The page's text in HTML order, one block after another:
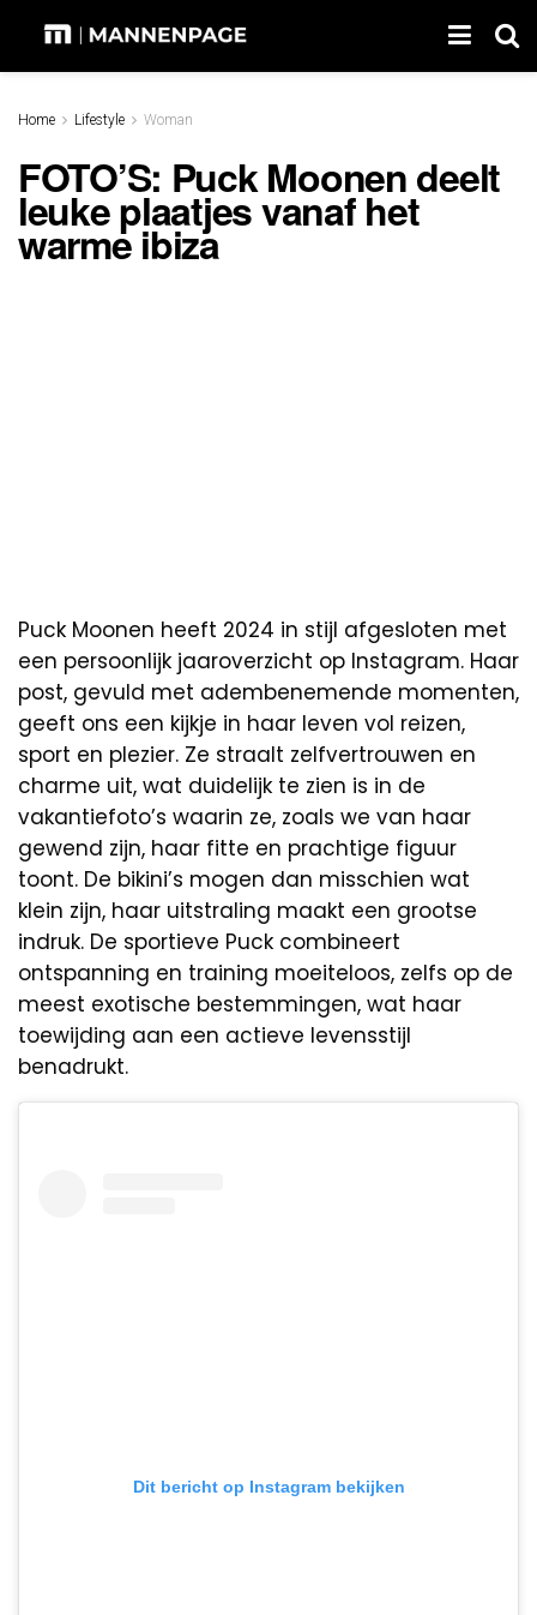
Home Lifestyle Woman
FOTO’S: Puck Moonen deelt
leuke plaatjes vanaf het
warme ibiza
Puck Moonen heeft 2024 in stijl afgesloten met
een persoonlijk jaaroverzicht op Instagram. Haar
post, gevuld met adembenemende momenten,
geeft ons een kijkje in haar leven vol reizen,
sport en plezier. Ze straalt zelfvertrouwen en
charme uit, wat duidelijk te zien is in de
vakantiefoto’s waarin ze, zoals we van haar
gewend zijn, haar fitte en prachtige figuur
toont. De bikini’s mogen dan misschien wat
klein zijn, haar uitstraling maakt een grootse
indruk. De sportieve Puck combineert
ontspanning en training moeiteloos, zelfs op de
meest exotische bestemmingen, wat haar
toewijding aan een actieve levensstijl
benadrukt.
Dit bericht op Instagram bekijken